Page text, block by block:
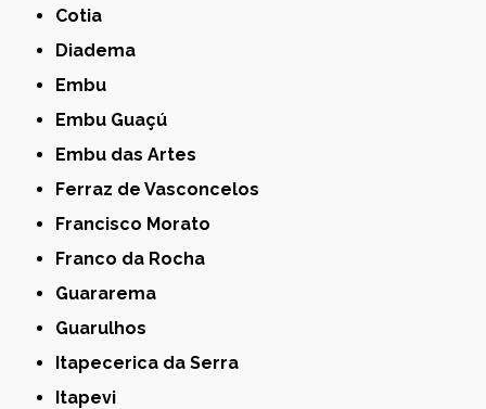
Cotia
Diadema
Embu
Embu Guaçú
Embu das Artes
Ferraz de Vasconcelos
Francisco Morato
Franco da Rocha
Guararema
Guarulhos
Itapecerica da Serra
Itapevi